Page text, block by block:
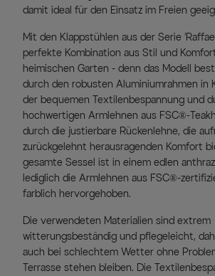
damit ideal für den Einsatz im Freien
Mit den Klappstühlen aus der Serie
perfekte Kombination aus Stil und
heimischen Garten - denn das Modell
durch den robusten Aluminiumrahmen in
der bequemen Textilenbespannung und
hochwertigen Armlehnen aus FSC®-
durch die justierbare Rückenlehne, die
zurückgelehnt herausragenden Komfort
gesamte Sessel ist in einem edlen
lediglich die Armlehnen aus FSC®-
farblich hervorgehoben.
Die verwendeten Materialien sind extrem
witterungsbeständig und pflegeleicht,
auch bei schlechtem Wetter ohne
Terrasse stehen bleiben. Die